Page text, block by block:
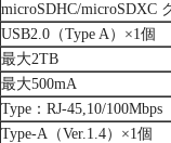
microSDHC/microSDXC
USB2.0（Type A）×1個
最大2TB
最大500mA
Type：RJ-45,10/100Mbps
Type-A（Ver.1.4）×1個